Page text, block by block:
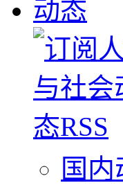
动态
国内